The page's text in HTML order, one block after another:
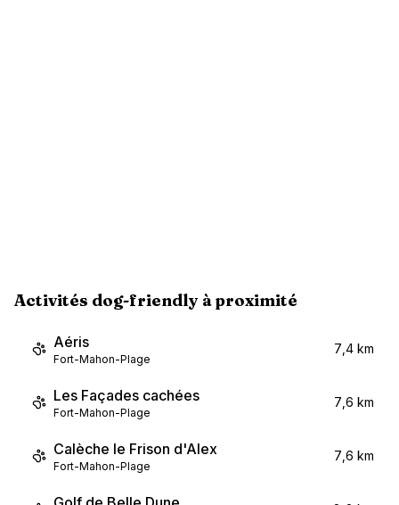
Activités dog-friendly à proximité
Aéris
Fort-Mahon-Plage
7,4 km
Les Façades cachées
Fort-Mahon-Plage
7,6 km
Calèche le Frison d'Alex
Fort-Mahon-Plage
7,6 km